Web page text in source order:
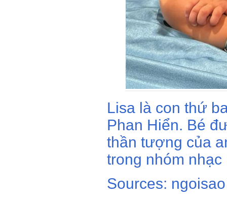
Lisa là con thứ
Phan Hiển. Bé
thần tượng của
trong nhóm nhạc
Sources: ngoisao